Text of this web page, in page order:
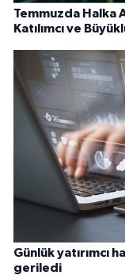
Temmuzda Halka
Katılımcı ve
Günlük yatırımcı
geriledi